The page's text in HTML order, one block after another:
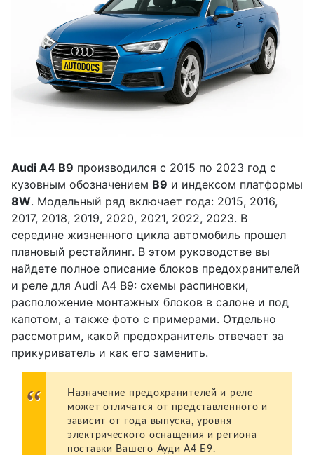
Audi A4 B9 производился с 2015 по 2023 год с
кузовным обозначением B9 и индексом платформы
8W. Модельный ряд включает года: 2015, 2016,
2017, 2018, 2019, 2020, 2021, 2022, 2023. В
середине жизненного цикла автомобиль прошел
плановый рестайлинг. В этом руководстве вы
найдете полное описание блоков предохранителей
и реле для Audi A4 B9: схемы распиновки,
расположение монтажных блоков в салоне и под
капотом, а также фото с примерами. Отдельно
рассмотрим, какой предохранитель отвечает за
прикуриватель и как его заменить.
Назначение предохранителей и реле
может отличатся от представленного и
зависит от года выпуска, уровня
электрического оснащения и региона
поставки Вашего Ауди А4 Б9.